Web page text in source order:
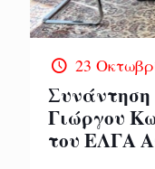
23
Συνάντηση
Γιώργου
του ΕΛΓΑ